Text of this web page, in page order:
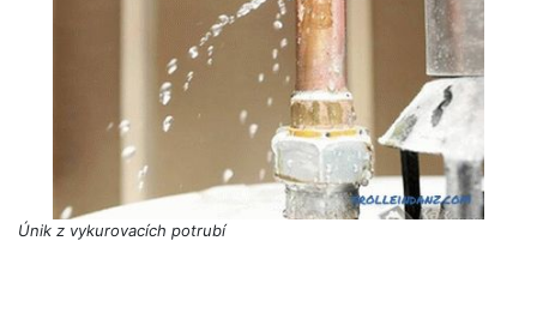
Únik z vykurovacích potrubí